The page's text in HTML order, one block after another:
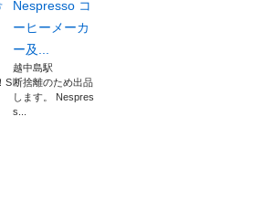
S
Nespresso コ
ーヒーメーカ
ー及...
越中島駅
断捨離のため出品
します。 Nespres
s...